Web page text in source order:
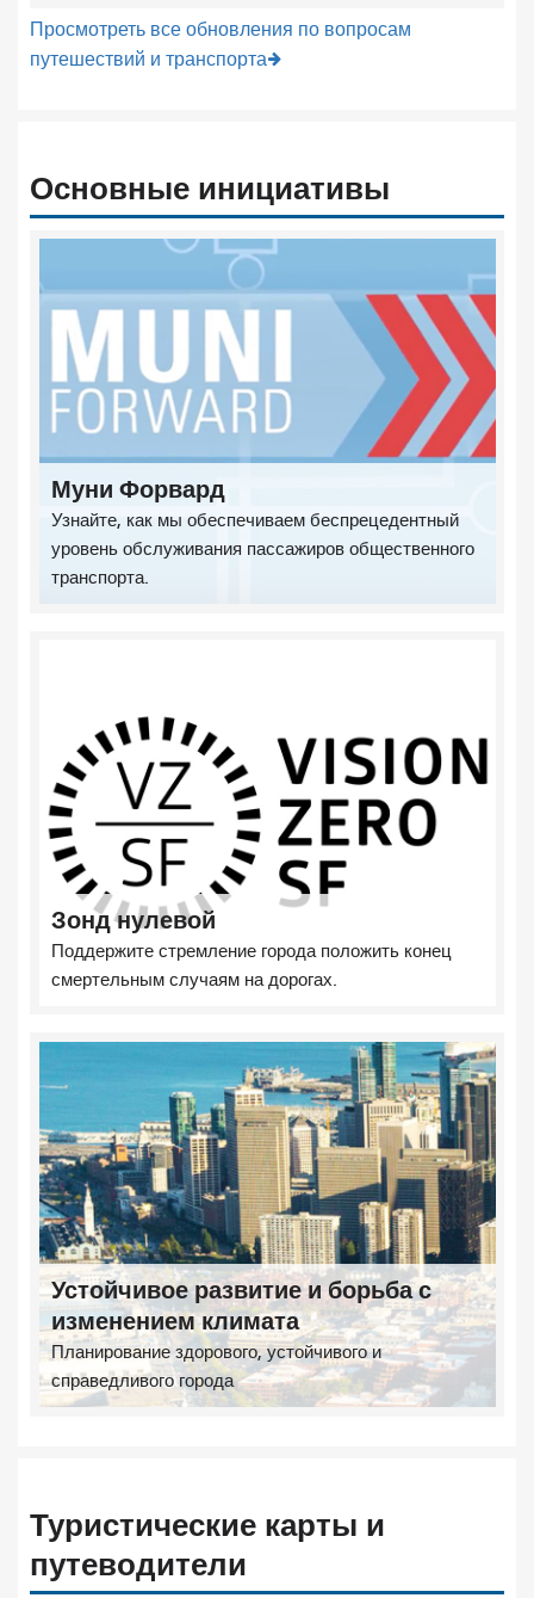
Просмотреть все обновления по вопросам
путешествий и транспорта
Основные инициативы
Муни Форвард
Узнайте, как мы обеспечиваем беспрецедентный
уровень обслуживания пассажиров общественного
транспорта.
Зонд нулевой
Поддержите стремление города положить конец
смертельным случаям на дорогах.
Устойчивое развитие и борьба с
изменением климата
Планирование здорового, устойчивого и
справедливого города
Туристические карты и
путеводители